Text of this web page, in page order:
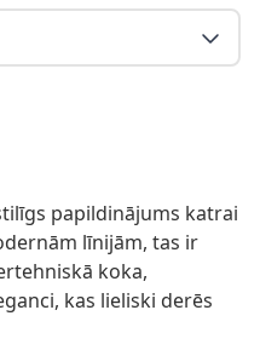
papildinājums katrai
līnijām, tas ir
koka,
kas lieliski derēs